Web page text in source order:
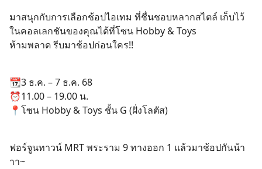
มาสนุกกับการเลือกช้อปไอเทม ที่ชื่นชอบหลากสไตล์ เก็บไว้
ในคอลเลกชันของคุณได้ที่โซน Hobby & Toys
ห้ามพลาด รีบมาช้อปก่อนใคร!!
📆3 ธ.ค. – 7 ธ.ค. 68
⏰11.00 – 19.00 น.
📍โซน Hobby & Toys ชั้น G (ฝั่งโลตัส)
ฟอร์จูนทาวน์ MRT พระราม 9 ทางออก 1 แล้วมาช้อปกันน้า
าา~